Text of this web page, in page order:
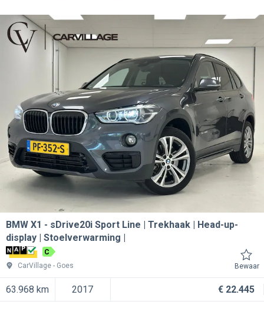
BMW X1
sDrive20i Sport Line | Trekhaak | Head-up-
display | Stoelverwarming |
C
CarVillage
Goes Bewaar
63.968 km 2017 € 22.445